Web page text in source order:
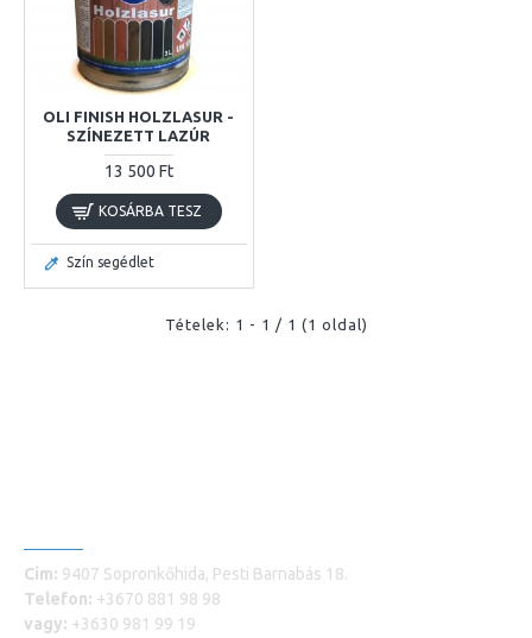
OLI FINISH HOLZLASUR -
SZÍNEZETT LAZÚR
13 500 Ft
KOSÁRBA TESZ
Szín segédlet
Tételek: 1 - 1 / 1 (1 oldal)
Cím: 9407 Sopronkőhida, Pesti Barnabás 18.
Telefon: +3670 881 98 98
vagy: +3630 981 99 19